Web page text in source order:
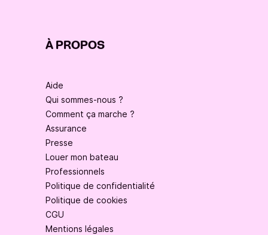
À PROPOS
Aide
Qui sommes-nous ?
Comment ça marche ?
Assurance
Presse
Louer mon bateau
Professionnels
Politique de confidentialité
Politique de cookies
CGU
Mentions légales